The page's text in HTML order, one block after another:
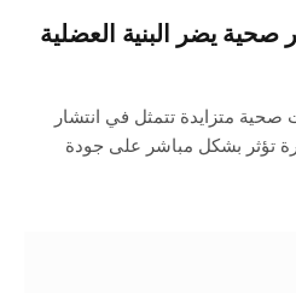
يضر البنية العضلية
متزايدة تتمثل في انتشار
تؤثر بشكل مباشر على جودة